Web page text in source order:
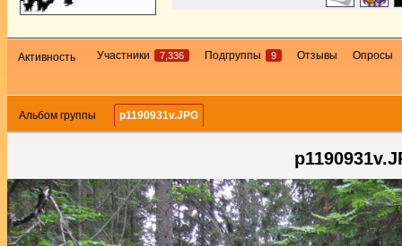
Активность Участники 7,336 Подгруппы 9 Отзывы Опросы
Альбом группы p1190931v.JPG